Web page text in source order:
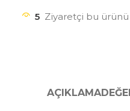
5 Ziyaretçi bu
AÇIKLAMA